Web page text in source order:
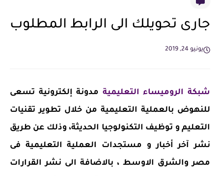
جارى تحويلك الى الرابط المطلوب
يونيو 24, 2019
شبكة الروميساء التعليمية مدونة إلكترونية تسعى
للنهوض بالعملية التعليمية من خلال تطوير تقنيات
التعليم و توظيف التكنولوجيا الحديثة، وذلك عن طريق
نشر آخر أخبار و مستجدات العملية التعليمية فى
مصر والشرق الاوسط ، بالاضافة الى نشر القرارات